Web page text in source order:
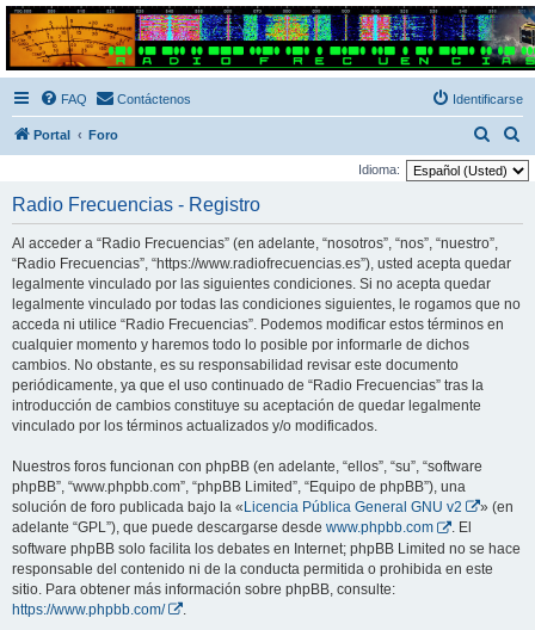
Radio Frecuencias
Foro de Radio Frecuencias
FAQ Contáctenos Identificarse
Portal Foro
u
u
a
Idioma:
Radio Frecuencias - Registro
Al acceder a “Radio Frecuencias” (en adelante, “nosotros”, “nos”, “nuestro”,
“Radio Frecuencias”, “https://www.radiofrecuencias.es”), usted acepta quedar
legalmente vinculado por las siguientes condiciones. Si no acepta quedar
legalmente vinculado por todas las condiciones siguientes, le rogamos que no
acceda ni utilice “Radio Frecuencias”. Podemos modificar estos términos en
cualquier momento y haremos todo lo posible por informarle de dichos
cambios. No obstante, es su responsabilidad revisar este documento
periódicamente, ya que el uso continuado de “Radio Frecuencias” tras la
introducción de cambios constituye su aceptación de quedar legalmente
vinculado por los términos actualizados y/o modificados.
Nuestros foros funcionan con phpBB (en adelante, “ellos”, “su”, “software
phpBB”, “www.phpbb.com”, “phpBB Limited”, “Equipo de phpBB”), una
solución de foro publicada bajo la « Licencia Pública General GNU v2
» (en
adelante “GPL”), que puede descargarse desde www.phpbb.com
. El
software phpBB solo facilita los debates en Internet; phpBB Limited no se hace
responsable del contenido ni de la conducta permitida o prohibida en este
sitio. Para obtener más información sobre phpBB, consulte:
https://www.phpbb.com/
.